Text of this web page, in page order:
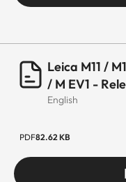
Leica M11 /
/ M EV1 -
English
PDF82.62 KB